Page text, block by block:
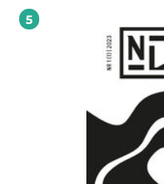
Szczygieł mówi, że festiwale
pojawiają się na
"Gotlandu". Z lektury
festiwali i ich bywalcy tak
zainteresowanego), skąd
to pytanie odpowiedzi szuka
bądź pisarkę, gdy przestanie
autorefleksje Sławomira
sporo znakomitej poezji,
5